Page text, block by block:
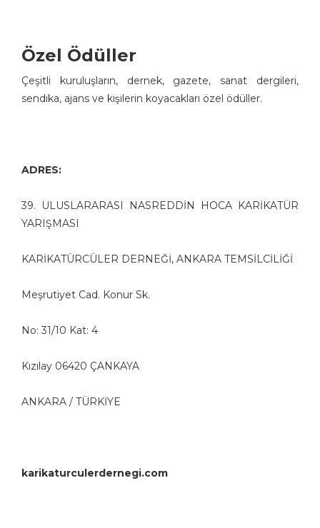
Özel Ödüller
Çeşitli kuruluşların, dernek, gazete, sanat dergileri,
sendika, ajans ve kişilerin koyacakları özel ödüller.
ADRES:
39. ULUSLARARASI NASREDDİN HOCA KARİKATÜR
YARIŞMASI
KARİKATÜRCÜLER DERNEĞİ, ANKARA TEMSİLCİLİĞİ
Meşrutiyet Cad. Konur Sk.
No: 31/10 Kat: 4
Kızılay 06420 ÇANKAYA
ANKARA / TÜRKİYE
karikaturculerdernegi.com